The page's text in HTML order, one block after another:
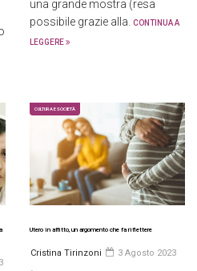
una grande mostra (resa
possibile grazie alla.
CONTINUA A
LEGGERE
CULTURA E SOCIETÀ
Utero in affitto, un argomento che fa riflettere
Cristina Tirinzoni 3 Agosto 2023